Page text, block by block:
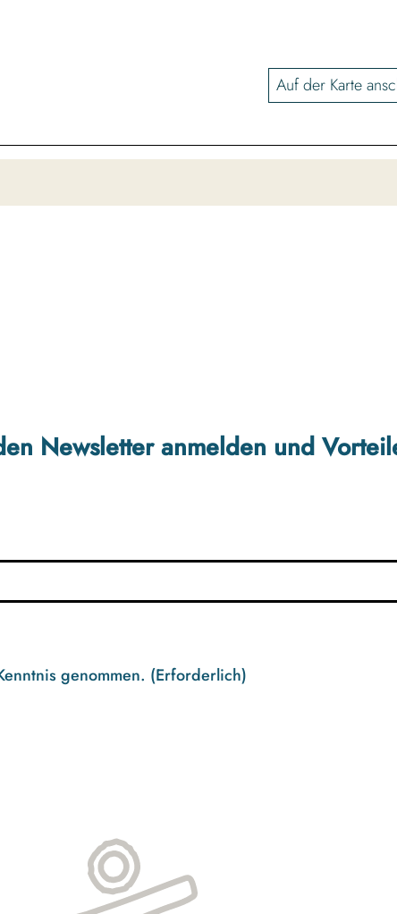
Auf der Karte
Newsletter anmelden und
genommen. (Erforderlich)